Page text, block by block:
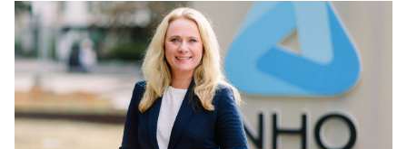
2027. Tillegget innebærer at det fastsettes utslippstak for
årene 2026-2027, og at avtalen gir grunnlag for
avgiftsfritak for NOx-avgift til 31. desember 2027.